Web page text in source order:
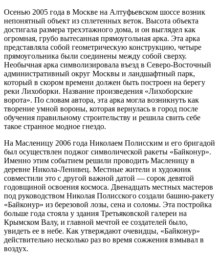
Осенью 2005 года в Москве на Алтуфьевском шоссе возник
непонятный объект из сплетенных веток. Высота объекта
достигала размера трехэтажного дома, и он выглядел как
огромная, грубо вытесанная прямоугольная арка. Эта арка
представляла собой геометрическую конструкцию, четыре
прямоугольника были соединены между собой сверху.
Необычная арка символизировала въезд в Северо-Восточный
административный округ Москвы и ландшафтный парк,
который в скором времени должен быть построен на берегу
реки Лихоборки. Название произведения «Лихоборские
ворота». По словам автора, эта арка могла возникнуть как
творение умной вороны, которая вернулась в город после
обучения правильному строительству и решила свить себе
такое странное модное гнездо.
На Масленицу 2006 года Николаем Полисским и его бригадой
был осуществлен поджог символической ракеты «Байконур».
Именно этим событием решили проводить Масленицу в
деревне Никола-Ленивец. Местные жители и художник
совместили это с другой важной датой — сорок девятой
годовщиной освоения космоса. Двенадцать местных мастеров
под руководством Николая Полисского создали башню-ракету
«Байконур» из березовой лозы, сена и соломы. Эта постройка
больше года стояла у здания Третьяковской галереи на
Крымском Валу, и главной мечтой ее создателей было,
увидеть ее в небе. Как утверждают очевидцы, «Байконур»
действительно несколько раз во время сожжения взмывал в
воздух.